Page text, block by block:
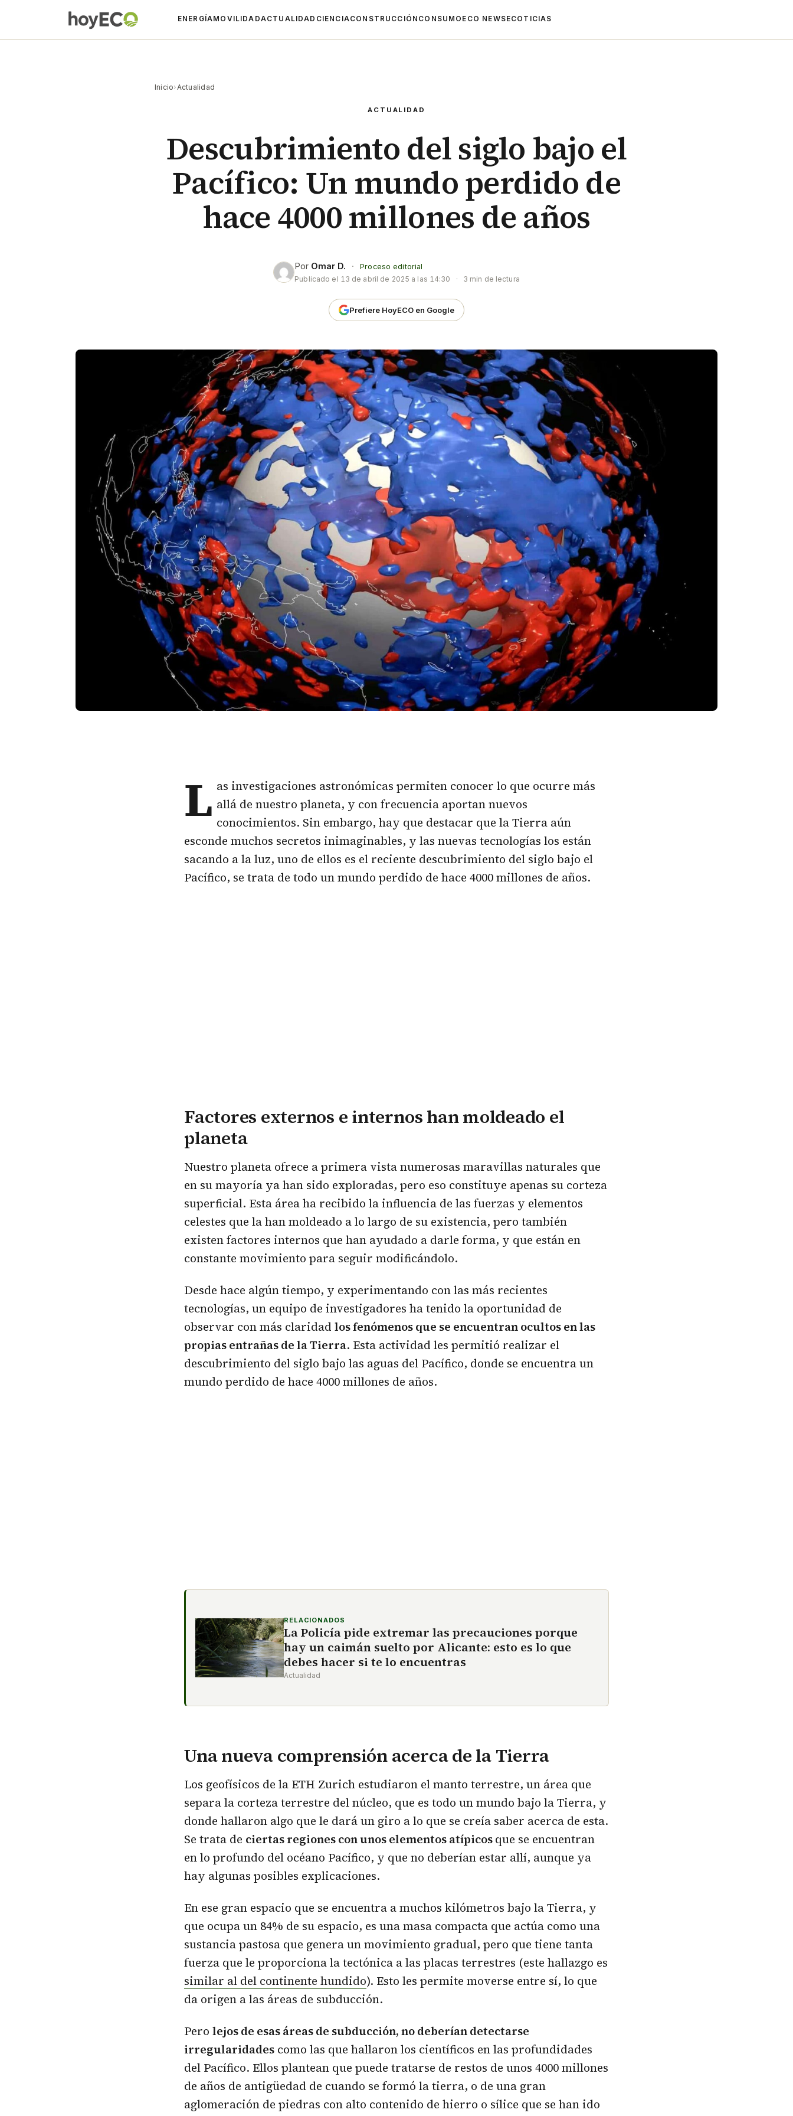
ENERGÍA MOVILIDADACTUALIDAD CIENCIACONSTRUCCIÓN CONSUMO ECO NEWS ECOTICIAS
Inicio›Actualidad
ACTUALIDAD
Descubrimiento del siglo bajo el
Pacífico: Un mundo perdido de
hace 4000 millones de años
Por Omar D. ·
Proceso editorial
Publicado el 13 de abril de 2025 a las 14:30 · 3 min de lectura
Prefiere HoyECO en Google
L as investigaciones astronómicas permiten conocer lo que ocurre más
allá de nuestro planeta, y con frecuencia aportan nuevos
conocimientos. Sin embargo, hay que destacar que la Tierra aún
esconde muchos secretos inimaginables, y las nuevas tecnologías los están
sacando a la luz, uno de ellos es el reciente descubrimiento del siglo bajo el
Pacífico, se trata de todo un mundo perdido de hace 4000 millones de años.
Factores externos e internos han moldeado el
planeta
Nuestro planeta ofrece a primera vista numerosas maravillas naturales que
en su mayoría ya han sido exploradas, pero eso constituye apenas su corteza
superficial. Esta área ha recibido la influencia de las fuerzas y elementos
celestes que la han moldeado a lo largo de su existencia, pero también
existen factores internos que han ayudado a darle forma, y que están en
constante movimiento para seguir modificándolo.
Desde hace algún tiempo, y experimentando con las más recientes
tecnologías, un equipo de investigadores ha tenido la oportunidad de
observar con más claridad los fenómenos que se encuentran ocultos en las
propias entrañas de la Tierra. Esta actividad les permitió realizar el
descubrimiento del siglo bajo las aguas del Pacífico, donde se encuentra un
mundo perdido de hace 4000 millones de años.
RELACIONADOS
La Policía pide extremar las precauciones porque
hay un caimán suelto por Alicante: esto es lo que
debes hacer si te lo encuentras
Actualidad
Una nueva comprensión acerca de la Tierra
Los geofísicos de la ETH Zurich estudiaron el manto terrestre, un área que
separa la corteza terrestre del núcleo, que es todo un mundo bajo la Tierra, y
donde hallaron algo que le dará un giro a lo que se creía saber acerca de esta.
Se trata de ciertas regiones con unos elementos atípicosque se encuentran
en lo profundo del océano Pacífico, y que no deberían estar allí, aunque ya
hay algunas posibles explicaciones.
En ese gran espacio que se encuentra a muchos kilómetros bajo la Tierra, y
que ocupa un 84% de su espacio, es una masa compacta que actúa como una
sustancia pastosa que genera un movimiento gradual, pero que tiene tanta
fuerza que le proporciona la tectónica a las placas terrestres (este hallazgo es
similar al del continente hundido). Esto les permite moverse entre sí, lo que
da origen a las áreas de subducción.
Pero lejos de esas áreas de subducción, no deberían detectarse
irregularidades como las que hallaron los científicos en las profundidades
del Pacífico. Ellos plantean que puede tratarse de restos de unos 4000 millones
de años de antigüedad de cuando se formó la tierra, o de una gran
aglomeración de piedras con alto contenido de hierro o sílice que se han ido